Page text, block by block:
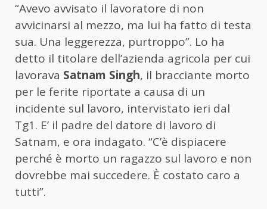
“Avevo avvisato il lavoratore di non
avvicinarsi al mezzo, ma lui ha fatto di testa
sua. Una leggerezza, purtroppo”. Lo ha
detto il titolare dell’azienda agricola per cui
lavorava Satnam Singh, il bracciante morto
per le ferite riportate a causa di un
incidente sul lavoro, intervistato ieri dal
Tg1. E’ il padre del datore di lavoro di
Satnam, e ora indagato. “C’è dispiacere
perché è morto un ragazzo sul lavoro e non
dovrebbe mai succedere. È costato caro a
tutti”.